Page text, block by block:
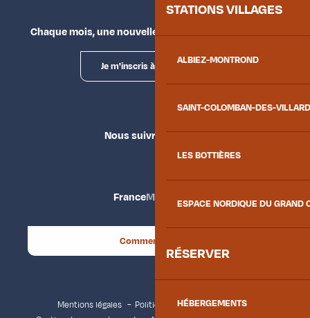
STATIONS VILLAGES
ALBIEZ-MONTROND
SAINT-COLOMBAN-DES-
LES BOTTIÈRES
ESPACE NORDIQUE DU GRAND
RÉSERVER
HÉBERGEMENTS
Chaque mois, une nouvelle façon d'explorer la vallée.
Je m'inscris à la newsletter
Nous suivre
FranceMaurienne
Comment venir ?
Mentions légales
Politique de confidentialité